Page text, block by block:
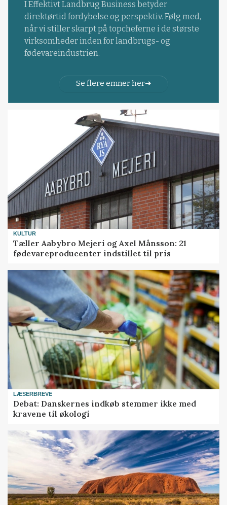
I Effektivt Landbrug Business betyder
direktørtid fordybelse og perspektiv. Følg med,
når vi stiller skarpt på topcheferne i de største
virksomheder inden for landbrugs- og
fødevareindustrien.
Se flere emner her
KULTUR
Tæller Aabybro Mejeri og Axel Månsson: 21
fødevareproducenter indstillet til pris
LÆSERBREVE
Debat: Danskernes indkøb stemmer ikke med
kravene til økologi